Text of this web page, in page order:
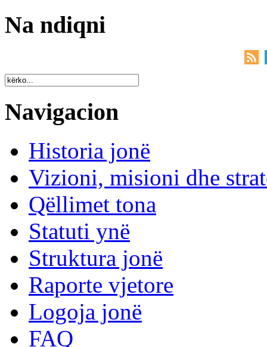
Na ndiqni
Navigacion
Historia jonë
Vizioni, misioni dhe
Qëllimet tona
Statuti ynë
Struktura jonë
Raporte vjetore
Logoja jonë
FAQ